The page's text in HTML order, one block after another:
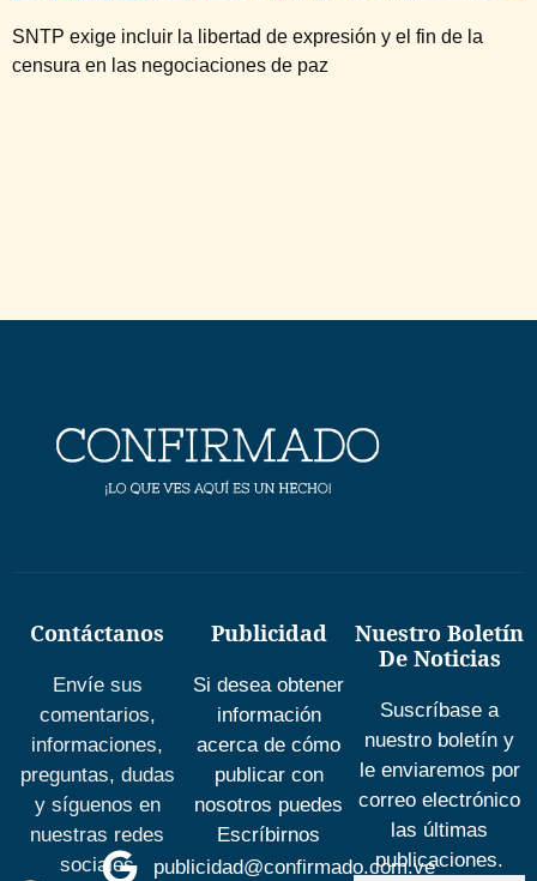
SNTP exige incluir la libertad de expresión y el fin de la
censura en las negociaciones de paz
Contáctanos
Envíe sus
comentarios,
informaciones,
preguntas, dudas
y síguenos en
nuestras redes
sociales
Publicidad
Si desea obtener
información
acerca de cómo
publicar con
nosotros puedes
Escríbirnos
publicidad@confirmado.com.ve
Nuestro Boletín
De Noticias
Suscríbase a
nuestro boletín y
le enviaremos por
correo electrónico
las últimas
publicaciones.